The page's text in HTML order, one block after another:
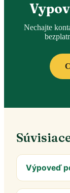
Nechajte
Výpoveď